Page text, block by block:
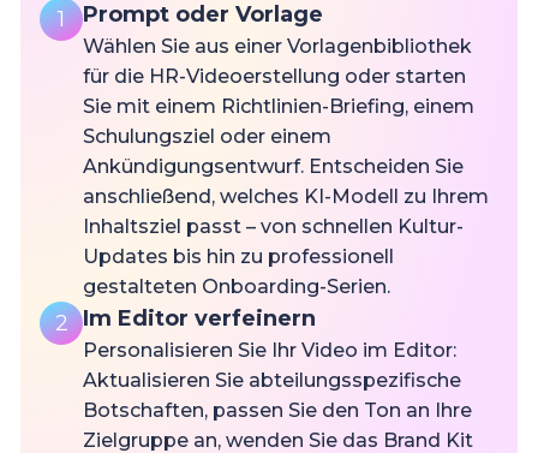
1 Prompt oder Vorlage
Wählen Sie aus einer Vorlagenbibliothek
für die HR-Videoerstellung oder starten
Sie mit einem Richtlinien-Briefing, einem
Schulungsziel oder einem
Ankündigungsentwurf. Entscheiden Sie
anschließend, welches KI-Modell zu Ihrem
Inhaltsziel passt – von schnellen Kultur-
Updates bis hin zu professionell
gestalteten Onboarding-Serien.
2 Im Editor verfeinern
Personalisieren Sie Ihr Video im Editor:
Aktualisieren Sie abteilungsspezifische
Botschaften, passen Sie den Ton an Ihre
Zielgruppe an, wenden Sie das Brand Kit